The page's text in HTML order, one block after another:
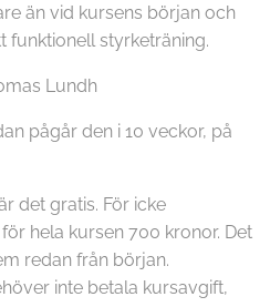
än vid kursens början och
funktionell styrketräning.
Lundh
pågår den i 10 veckor, på
det gratis. För icke
hela kursen 700 kronor. Det
redan från början.
inte betala kursavgift,